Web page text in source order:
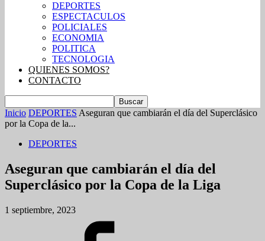
DEPORTES
ESPECTACULOS
POLICIALES
ECONOMIA
POLITICA
TECNOLOGIA
QUIENES SOMOS?
CONTACTO
Inicio DEPORTES Aseguran que cambiarán el día del Superclásico
por la Copa de la...
DEPORTES
Aseguran que cambiarán el día del
Superclásico por la Copa de la Liga
1 septiembre, 2023